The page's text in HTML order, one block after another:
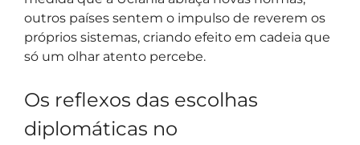
outros países sentem o impulso de reverem os
próprios sistemas, criando efeito em cadeia que
só um olhar atento percebe.
Os reflexos das escolhas
diplomáticas no